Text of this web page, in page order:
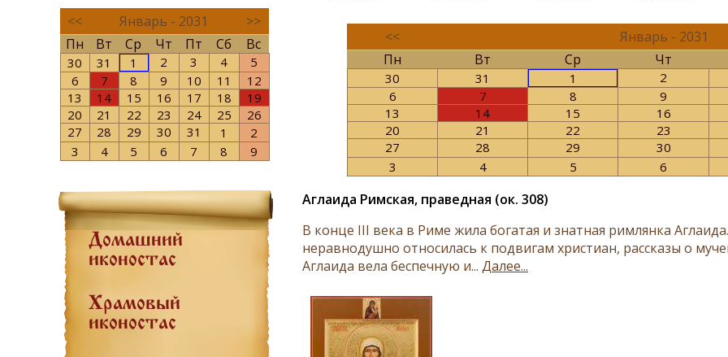
<< Январь - 2031
>>
Пн
Вт Ср Чт Пт Сб Вс
30 31 1 2 3 4
5
6
7 8 9 10 11
12
13
14 15 16 17 18
19
20
21 22 23 24 25
26
27
28 29 30 31 1
2
3
4 5 6 7 8 9
Домашний
иконостас
Храмовый
иконостас
<< Январь - 2031
Пн
Вт Ср Чт
30 31 1 2
6
7 8 9
13
14 15 16
20
21 22 23
27
28 29 30
3
4 5 6
Аглаида Римская, праведная (ок. 308)
В конце III века в Риме жила богатая и знатная римлянка
неравнодушно относилась к подвигам христиан, рассказы о
Аглаида вела беспечную и... Далее...